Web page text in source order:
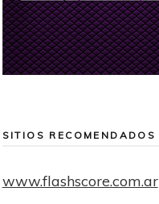
SITIOS RECOMENDADOS
www.flashscore.com.ar